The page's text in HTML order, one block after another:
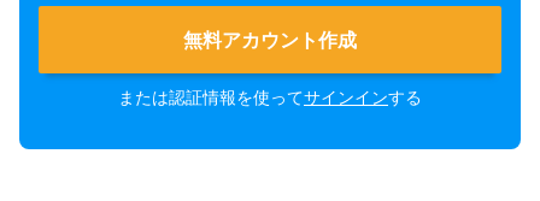
無料アカウント作成
または認証情報を使ってサインインする